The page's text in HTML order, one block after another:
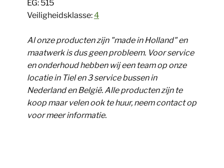
EG: 515
Veiligheidsklasse:4
Al onze producten zijn "made in Holland" en
maatwerk is dus geen probleem. Voor service
en onderhoud hebben wij een team op onze
locatie in Tiel en 3 service bussen in
Nederland en België. Alle producten zijn te
koop maar velen ook te huur, neem contact op
voor meer informatie.